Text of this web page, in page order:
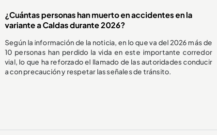
¿Cuántas personas han muerto en accidentes en la
variante a Caldas durante 2026?
Según la información de la noticia, en lo que va del 2026 más de
10 personas han perdido la vida en este importante corredor
vial, lo que ha reforzado el llamado de las autoridades conducir
a con precaución y respetar las señales de tránsito.